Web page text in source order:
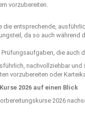
vorzubereiten.
entsprechende,
da so auch während
die auch
nachvollziehbar
vorzubereiten oder
2026 auf einen Blick
2026